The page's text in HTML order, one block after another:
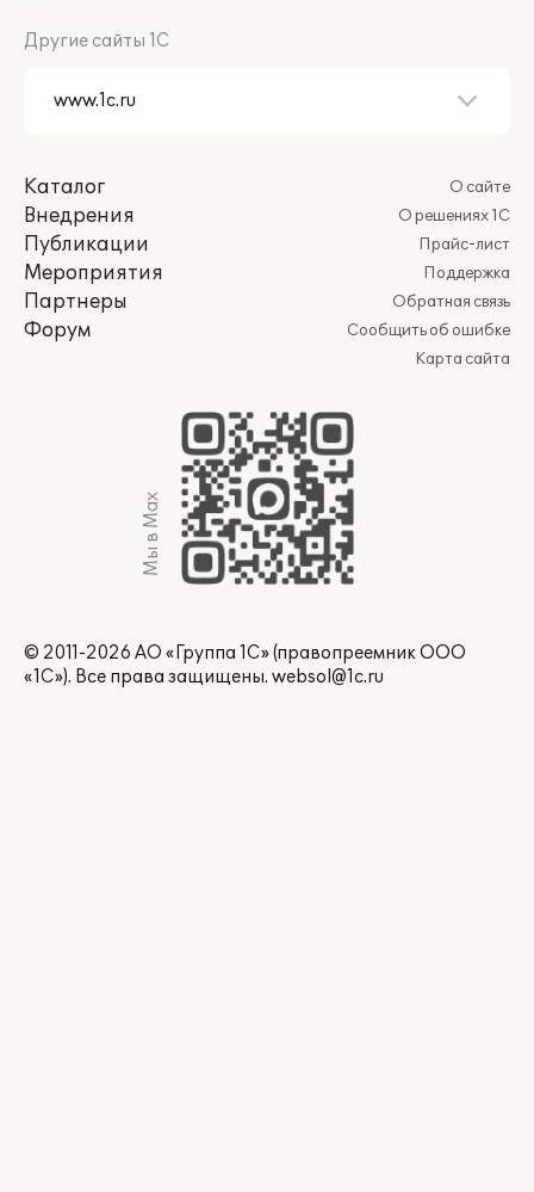
Другие сайты 1С
Каталог
Внедрения
Публикации
Мероприятия
Партнеры
Форум
О сайте
О решениях 1С
Прайс-лист
Поддержка
Обратная связь
Сообщить об ошибке
Карта сайта
Мы в Max
© 2011-2026 АО «Группа 1С» (правопреемник ООО
«1С»). Все права защищены. websol@1c.ru